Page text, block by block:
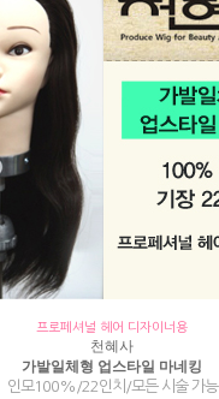
프로페셔널 헤어 디자이너용
천혜사
가발일체형 업스타일 마네킹
인모100%/22인치/모든 시술 가능